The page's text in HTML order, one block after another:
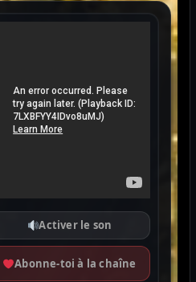
Activer le son
Abonne-toi à la chaîne